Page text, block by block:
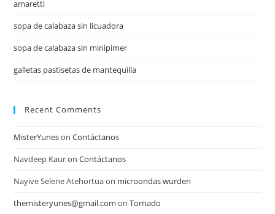
amaretti
sopa de calabaza sin licuadora
sopa de calabaza sin minipimer
galletas pastisetas de mantequilla
Recent Comments
MisterYunesonContáctanos
Navdeep KauronContáctanos
Nayive Selene Atehortuaon microondas wurden
themisteryunes@gmail.com onTornado